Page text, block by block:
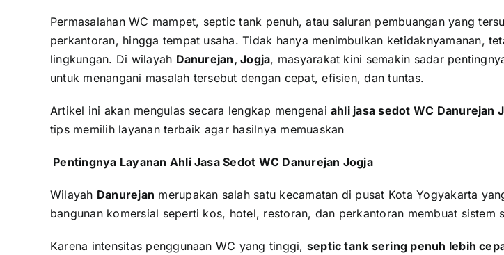
Permasalahan WC mampet, septic tank penuh, atau saluran pembuangan yang
perkantoran, hingga tempat usaha. Tidak hanya menimbulkan ketidaknyamanan,
lingkungan. Di wilayah Danurejan, Jogja, masyarakat kini semakin sadar
untuk menangani masalah tersebut dengan cepat, efisien, dan tuntas.
Artikel ini akan mengulas secara lengkap mengenai ahli jasa sedot WC Danurejan
tips memilih layanan terbaik agar hasilnya memuaskan
Pentingnya Layanan Ahli Jasa Sedot WC Danurejan Jogja
Wilayah Danurejan merupakan salah satu kecamatan di pusat Kota Yogyakarta
bangunan komersial seperti kos, hotel, restoran, dan perkantoran membuat
Karena intensitas penggunaan WC yang tinggi, septic tank sering penuh lebih